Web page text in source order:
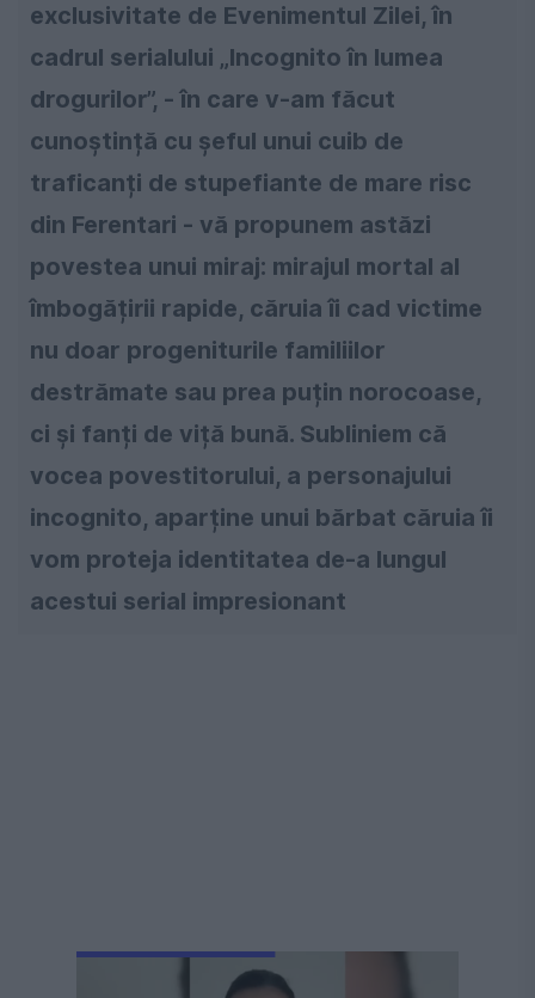
exclusivitate de Evenimentul Zilei, în
cadrul serialului „Incognito în lumea
drogurilor”, - în care v-am făcut
cunoștință cu șeful unui cuib de
traficanți de stupefiante de mare risc
din Ferentari - vă propunem astăzi
povestea unui miraj: mirajul mortal al
îmbogățirii rapide, căruia îi cad victime
nu doar progeniturile familiilor
destrămate sau prea puțin norocoase,
ci și fanți de viță bună. Subliniem că
vocea povestitorului, a personajului
incognito, aparține unui bărbat căruia îi
vom proteja identitatea de-a lungul
acestui serial impresionant